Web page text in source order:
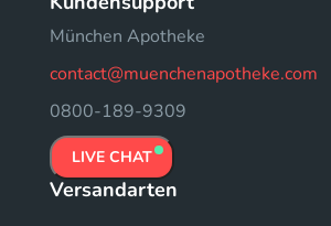
München Apotheke
contact@muenchenapotheke.com
0800-189-9309
LIVE CHAT
Versandarten